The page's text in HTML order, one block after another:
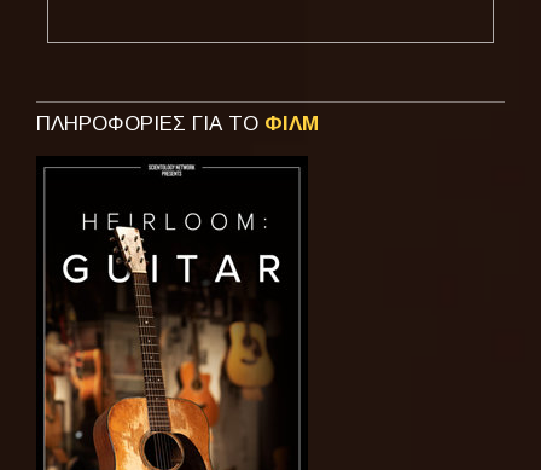
ΠΛΗΡΟΦΟΡΙΕΣ ΓΙΑ ΤΟ ΦΙΛΜ